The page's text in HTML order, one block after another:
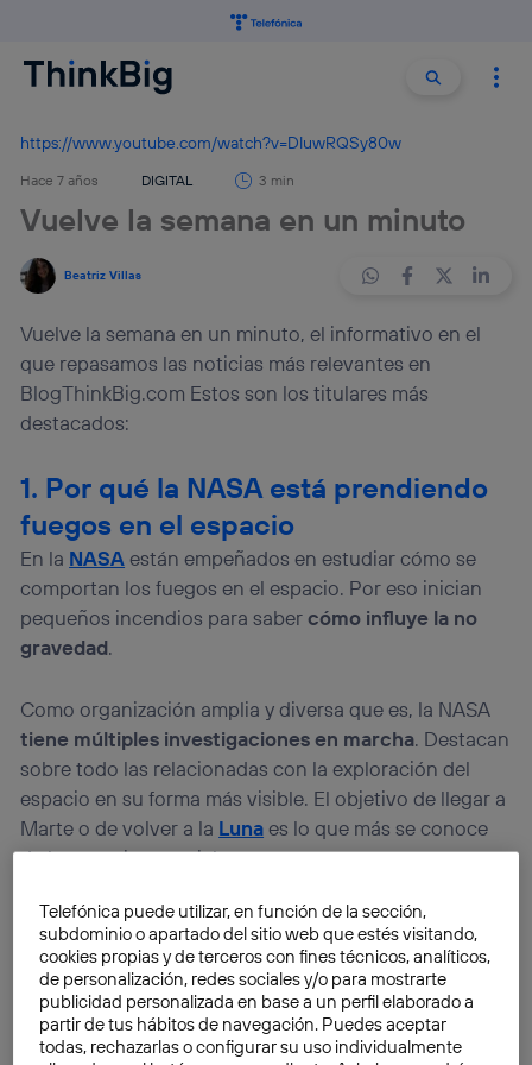
Buscar
https://www.youtube.com/watch?v=DIuwRQSy80w
Hace 7 años DIGITAL 3 min
Vuelve la semana en un minuto
Beatriz Villas
Vuelve la semana en un minuto, el informativo en el
que repasamos las noticias más relevantes en
BlogThinkBig.com Estos son los titulares más
destacados:
1. Por qué la NASA está prendiendo
fuegos en el espacio
En la NASA están empeñados en estudiar cómo se
comportan los fuegos en el espacio. Por eso inician
pequeños incendios para sabercómo influye la no
gravedad.
Como organización amplia y diversa que es, la NASA
tiene múltiples investigaciones en marcha. Destacan
sobre todo las relacionadas con la exploración del
espacio en su forma más visible. El objetivo de llegar a
Marte o de volver a la Lunaes lo que más se conoce
de la agencia espacial.
Telefónica puede utilizar, en función de la sección,
subdominio o apartado del sitio web que estés visitando,
cookies propias y de terceros con fines técnicos, analíticos,
de personalización, redes sociales y/o para mostrarte
publicidad personalizada en base a un perfil elaborado a
partir de tus hábitos de navegación. Puedes aceptar
todas, rechazarlas o configurar su uso individualmente